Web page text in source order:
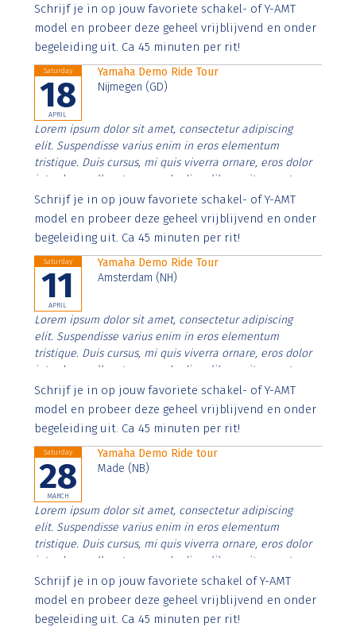
Aenean faucibus nibh et justo cursus id rutrum lorem
imperdiet. Nunc ut sem vitae risus tristique posuere.
Schrijf je in op jouw favoriete schakel- of Y-AMT
model en probeer deze geheel vrijblijvend en onder
begeleiding uit. Ca 45 minuten per rit!
Saturday
18
APRIL
Yamaha Demo Ride Tour
Nijmegen (GD)
Lorem ipsum dolor sit amet, consectetur adipiscing
elit. Suspendisse varius enim in eros elementum
tristique. Duis cursus, mi quis viverra ornare, eros dolor
interdum nulla, ut commodo diam libero vitae erat.
Aenean faucibus nibh et justo cursus id rutrum lorem
imperdiet. Nunc ut sem vitae risus tristique posuere.
Schrijf je in op jouw favoriete schakel- of Y-AMT
model en probeer deze geheel vrijblijvend en onder
begeleiding uit. Ca 45 minuten per rit!
Saturday
11
APRIL
Yamaha Demo Ride Tour
Amsterdam (NH)
Lorem ipsum dolor sit amet, consectetur adipiscing
elit. Suspendisse varius enim in eros elementum
tristique. Duis cursus, mi quis viverra ornare, eros dolor
interdum nulla, ut commodo diam libero vitae erat.
Aenean faucibus nibh et justo cursus id rutrum lorem
imperdiet. Nunc ut sem vitae risus tristique posuere.
Schrijf je in op jouw favoriete schakel- of Y-AMT
model en probeer deze geheel vrijblijvend en onder
begeleiding uit. Ca 45 minuten per rit!
Saturday
28
MARCH
Yamaha Demo Ride tour
Made (NB)
Lorem ipsum dolor sit amet, consectetur adipiscing
elit. Suspendisse varius enim in eros elementum
tristique. Duis cursus, mi quis viverra ornare, eros dolor
interdum nulla, ut commodo diam libero vitae erat.
Aenean faucibus nibh et justo cursus id rutrum lorem
imperdiet. Nunc ut sem vitae risus tristique posuere.
Schrijf je in op jouw favoriete schakel of Y-AMT
model en probeer deze geheel vrijblijvend en onder
begeleiding uit. Ca 45 minuten per rit!